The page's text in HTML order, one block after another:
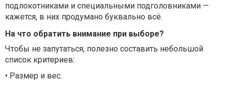
подлокотниками и специальными подголовниками —
кажется, в них продумано буквально всё.
На что обратить внимание при выборе?
Чтобы не запутаться, полезно составить небольшой
список критериев:
• Размер и вес.